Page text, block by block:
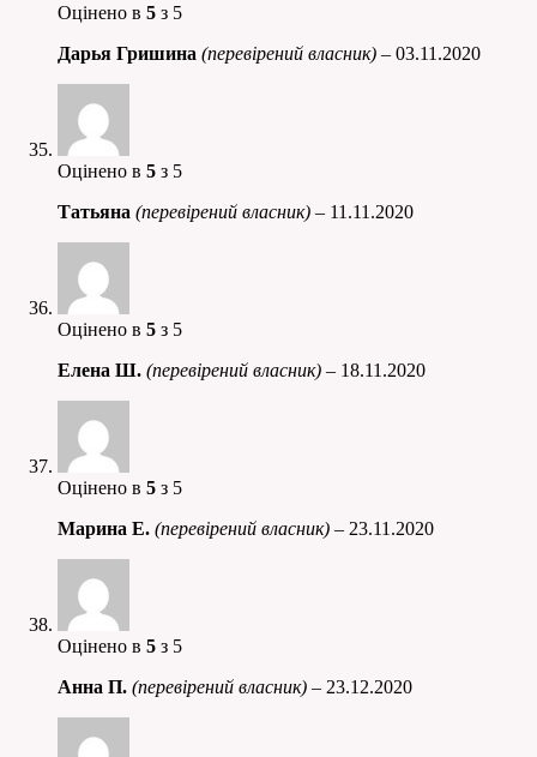
Оцінено в 5 з 5
Дарья Гришина (перевірений власник) – 03.11.2020
Оцінено в 5 з 5
Татьяна (перевірений власник) – 11.11.2020
Оцінено в 5 з 5
Елена Ш. (перевірений власник) – 18.11.2020
Оцінено в 5 з 5
Марина Е. (перевірений власник) – 23.11.2020
Оцінено в 5 з 5
Анна П. (перевірений власник) – 23.12.2020